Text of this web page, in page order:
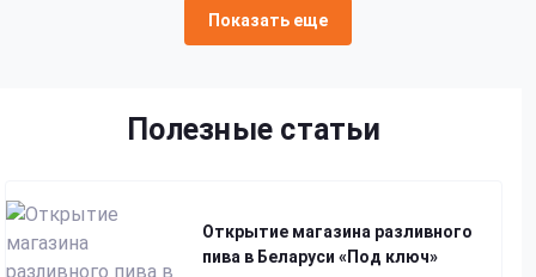
Показать еще
Полезные статьи
Открытие магазина разливного
пива в Беларуси «Под ключ»